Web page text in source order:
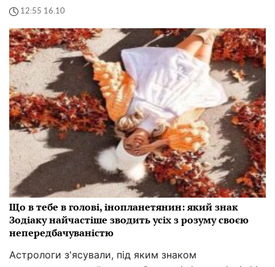
12:55 16.10
Що в тебе в голові, інопланетянин: який знак
Зодіаку найчастіше зводить усіх з розуму своєю
непередбачуваністю
Астрологи з'ясували, під яким знаком